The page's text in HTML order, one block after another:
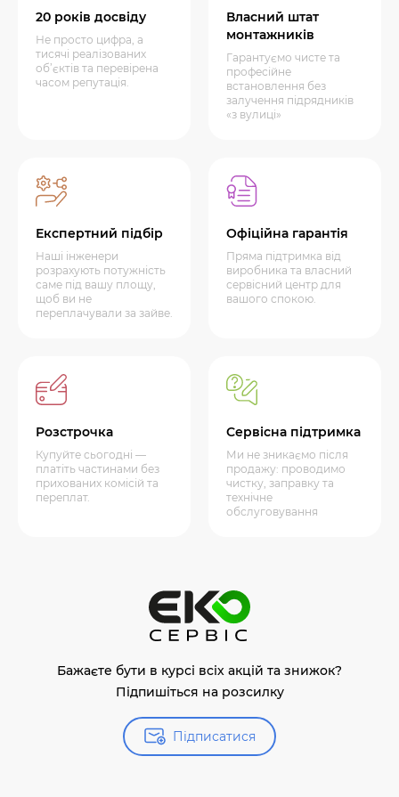
20 років досвіду
Не просто цифра, а
тисячі реалізованих
об’єктів та перевірена
часом репутація.
Власний штат
монтажників
Гарантуємо чисте та
професійне
встановлення без
залучення підрядників
«з вулиці»
Експертний підбір
Наші інженери
розрахують потужність
саме під вашу площу,
щоб ви не
переплачували за зайве.
Офіційна гарантія
Пряма підтримка від
виробника та власний
сервісний центр для
вашого спокою.
Розстрочка
Купуйте сьогодні —
платіть частинами без
прихованих комісій та
переплат.
Сервісна підтримка
Ми не зникаємо після
продажу: проводимо
чистку, заправку та
технічне
обслуговування
Бажаєте бути в курсі всіх акцій та знижок?
Підпишіться на розсилку
Підписатися